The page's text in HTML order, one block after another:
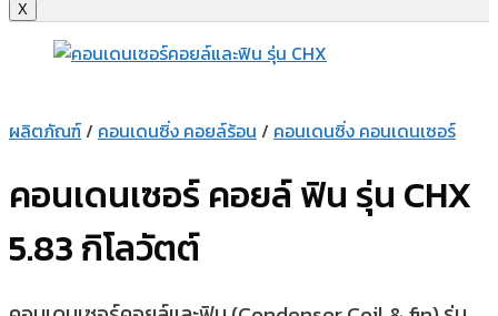
X
ผลิตภัณฑ์/ คอนเดนซิ่ง คอยล์ร้อน / คอนเดนซิ่ง คอนเดนเซอร์
คอนเดนเซอร์ คอยล์ ฟิน รุ่น CHX
5.83 กิโลวัตต์